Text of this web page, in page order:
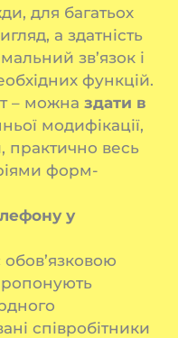
для багатьох
а здатність
зв’язок і
функцій.
– можна здати в
модифікації,
практично весь
форм-
у
співробітники